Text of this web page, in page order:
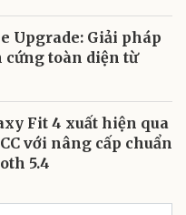
Upgrade: Giải pháp
cứng toàn diện từ
Fit 4 xuất hiện qua
với nâng cấp chuẩn
5.4